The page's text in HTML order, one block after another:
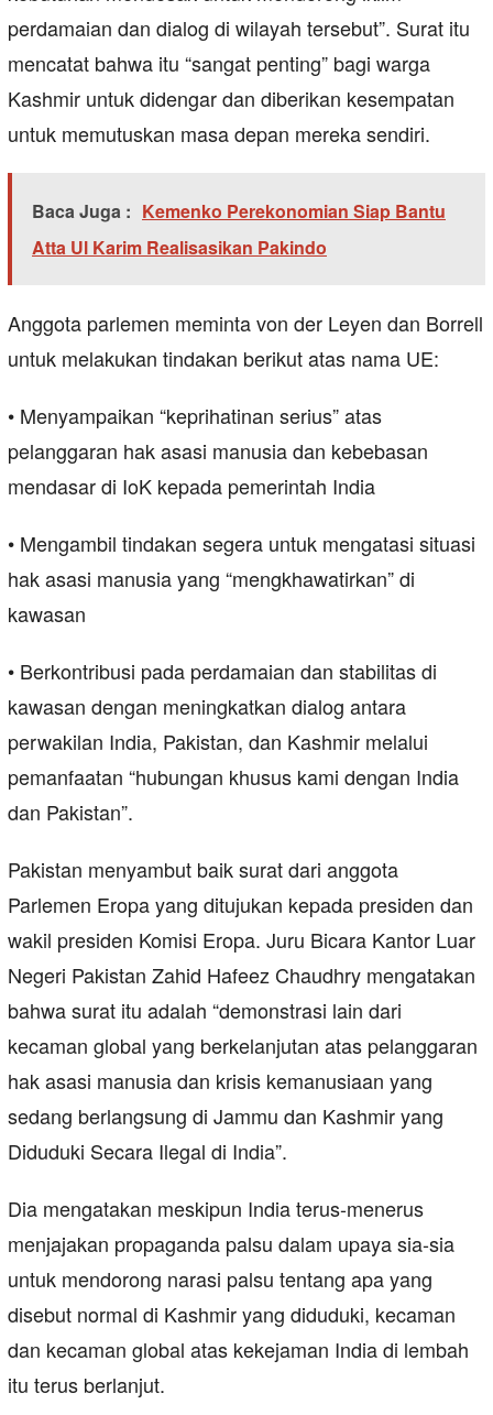
perdamaian dan dialog di wilayah tersebut”. Surat itu
mencatat bahwa itu “sangat penting” bagi warga
Kashmir untuk didengar dan diberikan kesempatan
untuk memutuskan masa depan mereka sendiri.
Baca Juga : Kemenko Perekonomian Siap Bantu
Atta Ul Karim Realisasikan Pakindo
Anggota parlemen meminta von der Leyen dan Borrell
untuk melakukan tindakan berikut atas nama UE:
• Menyampaikan “keprihatinan serius” atas
pelanggaran hak asasi manusia dan kebebasan
mendasar di IoK kepada pemerintah India
• Mengambil tindakan segera untuk mengatasi situasi
hak asasi manusia yang “mengkhawatirkan” di
kawasan
• Berkontribusi pada perdamaian dan stabilitas di
kawasan dengan meningkatkan dialog antara
perwakilan India, Pakistan, dan Kashmir melalui
pemanfaatan “hubungan khusus kami dengan India
dan Pakistan”.
Pakistan menyambut baik surat dari anggota
Parlemen Eropa yang ditujukan kepada presiden dan
wakil presiden Komisi Eropa. Juru Bicara Kantor Luar
Negeri Pakistan Zahid Hafeez Chaudhry mengatakan
bahwa surat itu adalah “demonstrasi lain dari
kecaman global yang berkelanjutan atas pelanggaran
hak asasi manusia dan krisis kemanusiaan yang
sedang berlangsung di Jammu dan Kashmir yang
Diduduki Secara Ilegal di India”.
Dia mengatakan meskipun India terus-menerus
menjajakan propaganda palsu dalam upaya sia-sia
untuk mendorong narasi palsu tentang apa yang
disebut normal di Kashmir yang diduduki, kecaman
dan kecaman global atas kekejaman India di lembah
itu terus berlanjut.